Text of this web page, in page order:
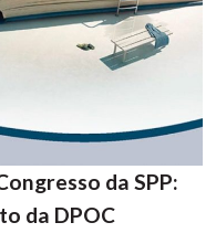
da SPP:
da DPOC